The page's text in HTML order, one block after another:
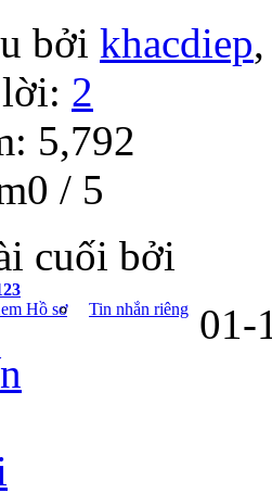
bởi khacdiep
2
5,792
/ 5
cuối bởi
Hồ sơ
Tin nhắn riêng 01-